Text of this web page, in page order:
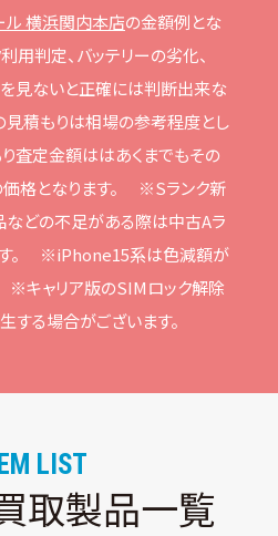
ル 横浜関内本店の⾦額例とな
⽤判定、バッテリーの劣化、
⾒ないと正確には判断出来な
⾒積もりは相場の参考程度とし
査定⾦額ははあくまでもその
格となります。
※Sランク新
どの不⾜がある際は中古Aラ
※iPhone15系は⾊減額が
※キャリア版のSIMロック解除
する場合がございます。
LIST
取製品一覧